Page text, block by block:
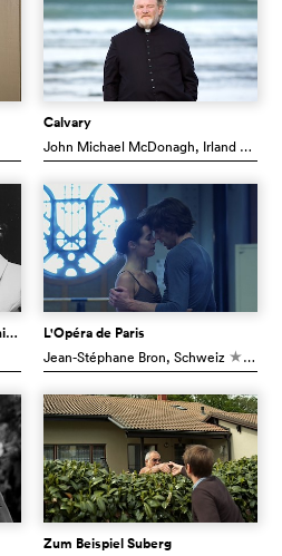
Calvary
John Michael McDonagh, Irland
Dürrenmatt – Eine Liebesgeschichte L'Opéra de Paris
Jean-Stéphane Bron, Schweiz c7.0
Zum Beispiel Suberg